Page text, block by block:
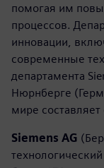
помогая им
процессов.
инновации,
современные
департамента
Нюрнберге
мире
Siemens AG